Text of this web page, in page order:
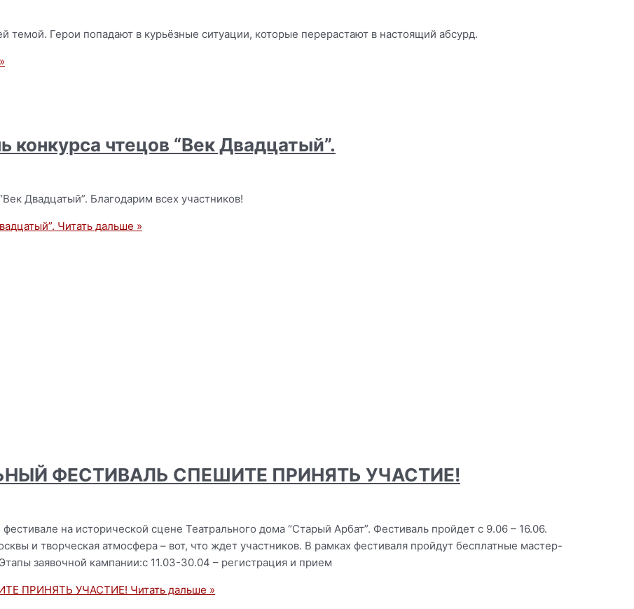
темой. Герои попадают в курьёзные ситуации, которые перерастают в настоящий абсурд.
чтецов “Век Двадцатый”.
Двадцатый”. Благодарим всех участников!
Читать дальше »
ФЕСТИВАЛЬ СПЕШИТЕ ПРИНЯТЬ УЧАСТИЕ!
на исторической сцене Театрального дома “Старый Арбат”. Фестиваль пройдет с 9.06 – 16.06.
и творческая атмосфера – вот, что ждет участников. В рамках фестиваля пройдут бесплатные мастер-
заявочной кампании:с 11.03-30.04 – регистрация и прием
ПРИНЯТЬ УЧАСТИЕ! Читать дальше »